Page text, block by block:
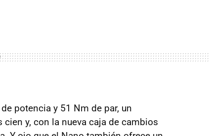
potencia y 51 Nm de par, un
y, con la nueva caja de cambios